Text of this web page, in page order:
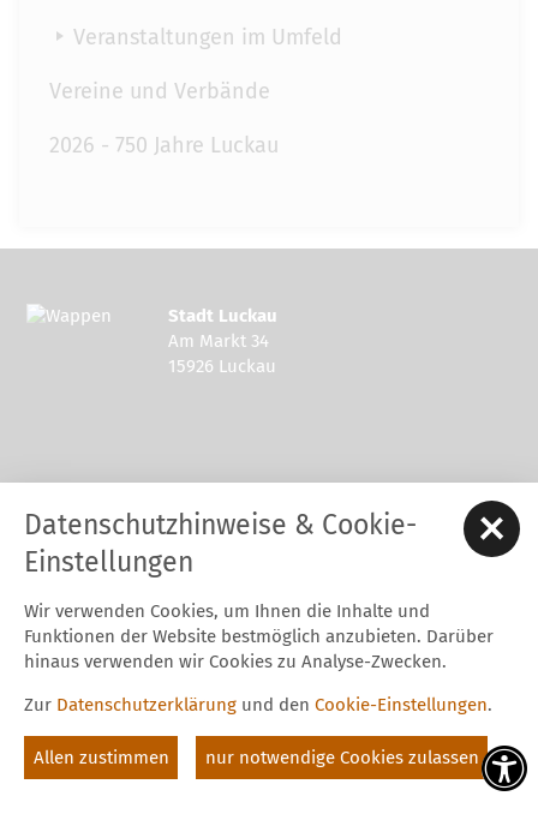
Veranstaltungen im Umfeld
Vereine und Verbände
2026 - 750 Jahre Luckau
Stadt Luckau
Am Markt 34
15926 Luckau
Tel.: 03544 - 594 0
Fax: 03544 - 2948
E-Mail:stadt@luckau.de
Start Karriere Kontakt Datenschutz
Impressum
Barrierefreiheitserklärung
Intern
Folgt uns auf
Datenschutzhinweise & Cookie-
Einstellungen
Wir verwenden Cookies, um Ihnen die Inhalte und
Funktionen der Website bestmöglich anzubieten. Darüber
hinaus verwenden wir Cookies zu Analyse-Zwecken.
Zur Datenschutzerklärung und den Cookie-Einstellungen.
Allen zustimmen nur notwendige Cookies zulassen